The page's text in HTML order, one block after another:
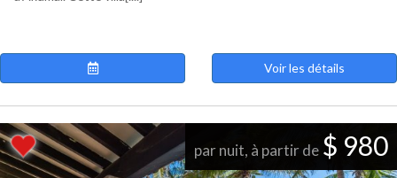
Voir les détails
par nuit, à partir de $ 980